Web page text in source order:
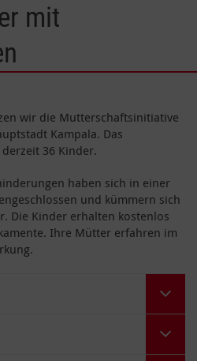
mit
wir die Mutterschaftsinitiative
Kampala. Das
36 Kinder.
haben sich in einer
und kümmern sich
Die Kinder erhalten kostenlos
Ihre Mütter erfahren im